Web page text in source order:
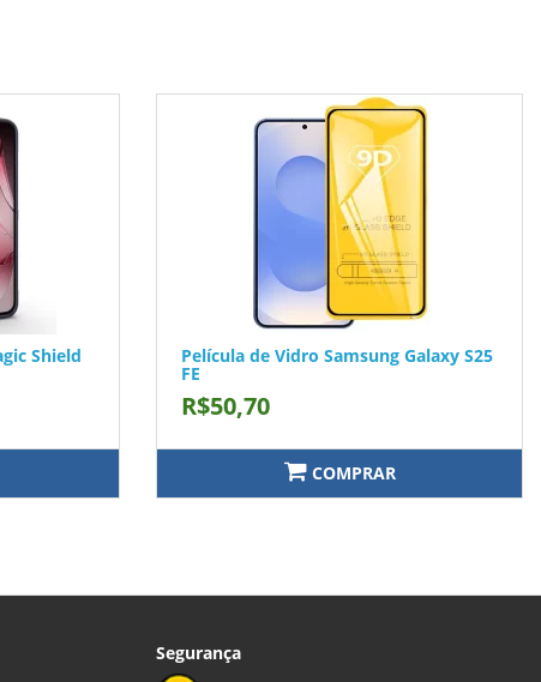
Shield Película de Vidro Samsung Galaxy S25
FE
R$50,70
COMPRAR
Segurança